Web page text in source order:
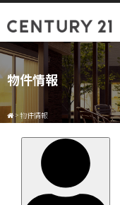
物件情報
>物件情報